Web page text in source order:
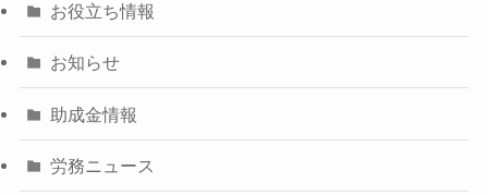
お役立ち情報
お知らせ
助成金情報
労務ニュース